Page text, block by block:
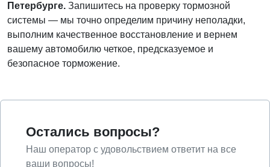
Петербурге. Запишитесь на проверку тормозной
системы — мы точно определим причину неполадки,
выполним качественное восстановление и вернем
вашему автомобилю четкое, предсказуемое и
безопасное торможение.
Остались вопросы?
Наш оператор с удовольствием ответит на все
ваши вопросы!